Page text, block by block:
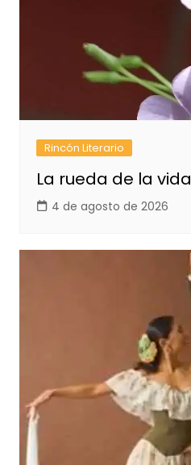
Rincón Literario
La rueda de la vida
4 de agosto de 2026